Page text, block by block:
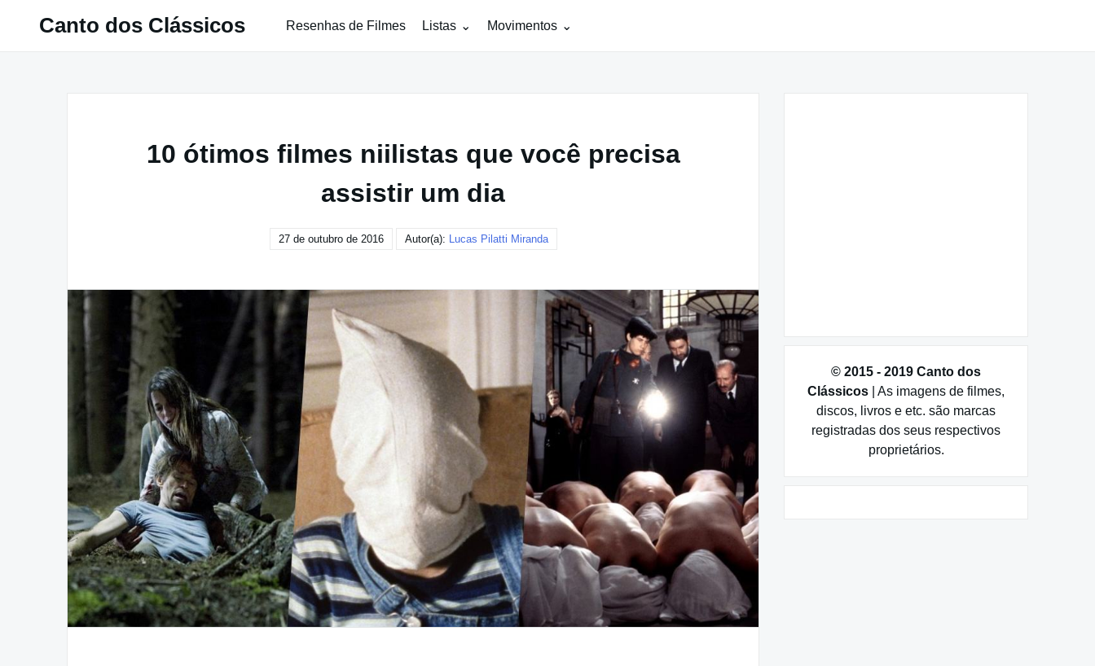
Canto dos Clássicos Resenhas de Filmes Listas Movimentos
10 ótimos filmes niilistas que você precisa
assistir um dia
27 de outubro de 2016 Autor(a): Lucas Pilatti Miranda
© 2015 - 2019 Canto dos
Clássicos | As imagens de filmes,
discos, livros e etc. são marcas
registradas dos seus respectivos
proprietários.